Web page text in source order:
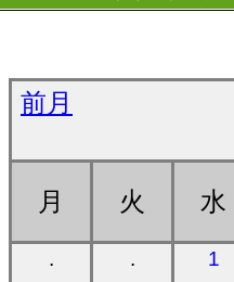
前月
月 火 水
. . 1